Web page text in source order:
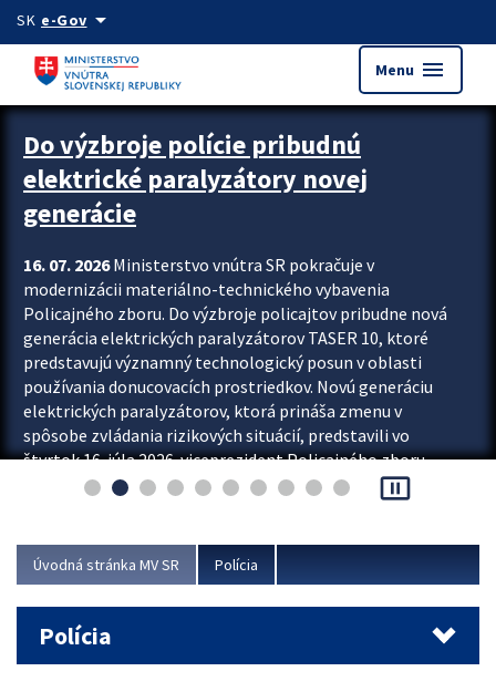
Preskocit na hlavný obsah
SK e-Govarrow_drop_down
Menu menu
Zastavit automatický posun upútavok
Do výzbroje polície pribudnú
elektrické paralyzátory novej
generácie
16. 07. 2026Ministerstvo vnútra SR pokračuje v
modernizácii materiálno-technického vybavenia
Policajného zboru. Do výzbroje policajtov pribudne nová
generácia elektrických paralyzátorov TASER 10, ktoré
predstavujú významný technologický posun v oblasti
používania donucovacích prostriedkov. Novú generáciu
elektrických paralyzátorov, ktorá prináša zmenu v
spôsobe zvládania rizikových situácií, predstavili vo
štvrtok 16. júla 2026 viceprezident Policajného zboru
Rastislav Polakovič a riaditeľ odboru výcviku...
pause_presentation
Úvodná stránka MV SR Polícia
Polícia